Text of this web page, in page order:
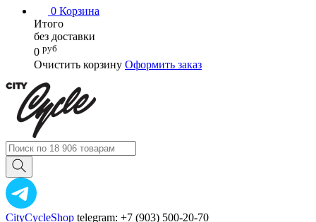
0 Корзина
Итого
без доставки
0 руб
Очистить корзину Оформить заказ
CityCycleShop telegram: +7 (903) 500-20-70